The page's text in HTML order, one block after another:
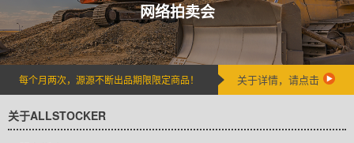
网络拍卖会
每个月两次，源源不断出品期限限定商品！ 关于详情，请点击
关于ALLSTOCKER